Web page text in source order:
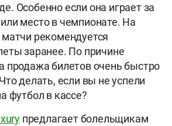
Особенно если она играет за
место в чемпионате. На
рекомендуется
заранее. По причине
продажа билетов очень быстро
делать, если вы не успели
футбол в кассе?
предлагает болельщикам